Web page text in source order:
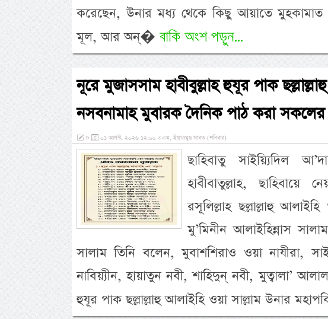
করেছেন, উনার মধ্য থেকে কিছু আয়াতে
মূল, আর অন্� বাকি অংশ পড়ুন...
নূরে মুজাসসাম হাবীবুল্লাহ হুযূর পাক
নসবনামাহ মুবারক দৈনিক পাঠ করা
» ০১ আগস্ট, ২০২৬ ১২:০০ এএম, ইয়াওমুছ সাবত (শনিবার)
ছাহিবাতু সাইয়্যিদিল
হাবীবাতুল্লাহ,
রসূলিল্লাহ ছল্লাল্লাহু
মু’মিনীন আলাইহিন্নাস
সালাম তিনি বলেন, মুবাশশিরাও ওয়া নাযীরা,
নাবিয়্যীন, হায়াতুন নবী, শাহিদুন্ নবী, মুত্বালা’
হুযূর পাক ছল্লাল্লাহু আলাইহি ওয়া সাল্লাম উনার